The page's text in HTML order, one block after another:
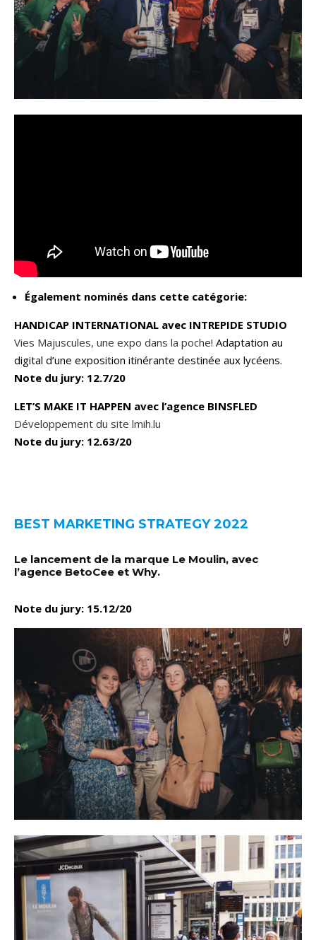
Également nominés dans cette catégorie:
HANDICAP INTERNATIONAL avec INTREPIDE STUDIO
Vies Majuscules, une expo dans la poche! Adaptation au
digital d’une exposition itinérante destinée aux lycéens.
Note du jury: 12.7/20
LET’S MAKE IT HAPPEN avec l’agence BINSFLED
Développement du site lmih.lu
Note du jury: 12.63/20
BEST MARKETING STRATEGY 2022
Le lancement de la marque Le Moulin, avec
l’agence BetoCee et Why.
Note du jury: 15.12/20